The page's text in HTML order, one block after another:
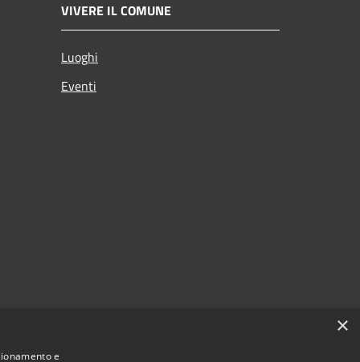
VIVERE IL COMUNE
Luoghi
Eventi
×
e